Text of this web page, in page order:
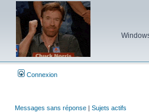
Connexion
Messages sans réponse | Sujets actifs